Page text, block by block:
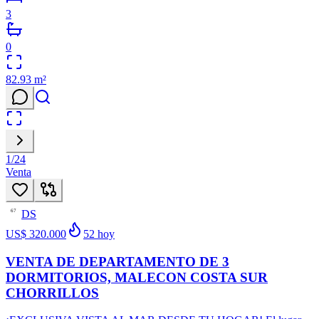
3
0
82.93 m²
1/24
Venta
67
DS
US$ 320.000
52 hoy
VENTA DE DEPARTAMENTO DE 3
DORMITORIOS, MALECON COSTA SUR
CHORRILLOS